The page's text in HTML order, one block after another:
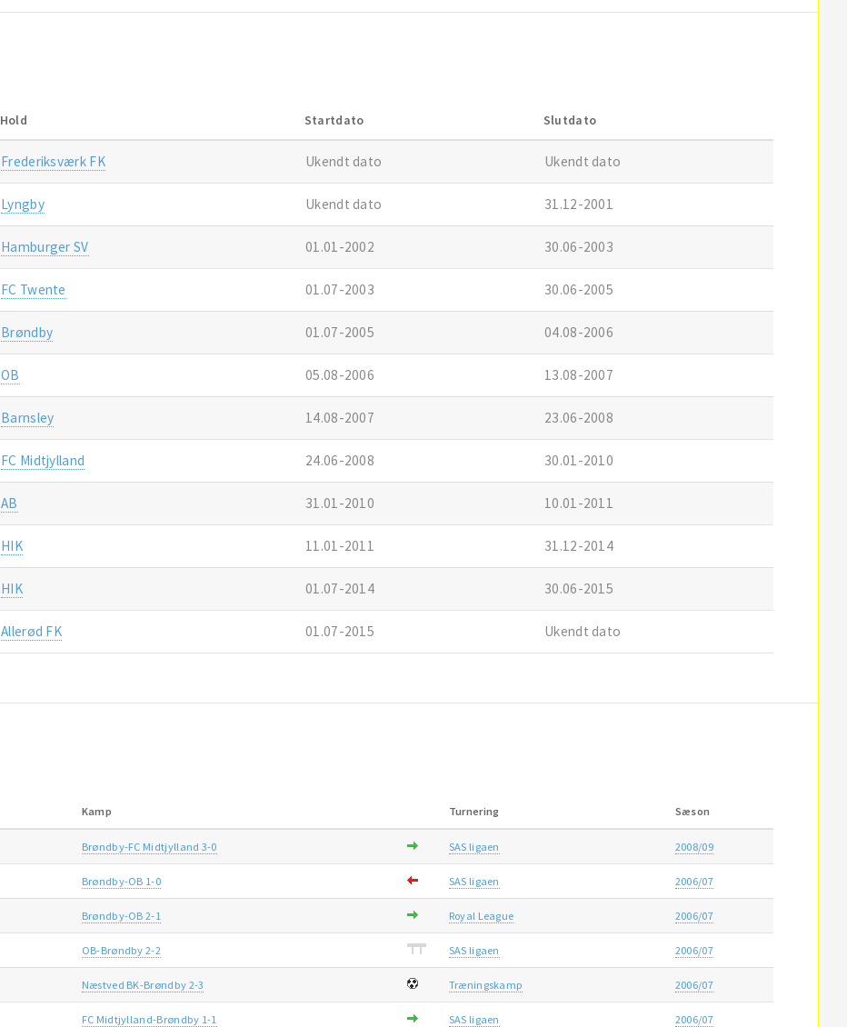
Hold Startdato Slutdato
Frederiksværk FK Ukendt dato Ukendt dato
Lyngby Ukendt dato 31.12-2001
Hamburger SV 01.01-2002 30.06-2003
FC Twente 01.07-2003 30.06-2005
Brøndby 01.07-2005 04.08-2006
OB 05.08-2006 13.08-2007
Barnsley 14.08-2007 23.06-2008
FC Midtjylland 24.06-2008 30.01-2010
AB 31.01-2010 10.01-2011
HIK 11.01-2011 31.12-2014
HIK 01.07-2014 30.06-2015
Allerød FK 01.07-2015 Ukendt dato
Kamp Turnering Sæson
Brøndby-FC Midtjylland 3-0 SAS ligaen 2008/09
Brøndby-OB 1-0 SAS ligaen 2006/07
Brøndby-OB 2-1 Royal League 2006/07
OB-Brøndby 2-2 SAS ligaen 2006/07
Næstved BK-Brøndby 2-3 Træningskamp 2006/07
FC Midtjylland-Brøndby 1-1 SAS ligaen 2006/07